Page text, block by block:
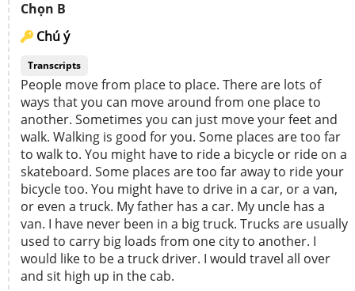
Chọn B
Chú ý
Transcripts
People move from place to place. There are lots of
ways that you can move around from one place to
another. Sometimes you can just move your feet and
walk. Walking is good for you. Some places are too far
to walk to. You might have to ride a bicycle or ride on a
skateboard. Some places are too far away to ride your
bicycle too. You might have to drive in a car, or a van,
or even a truck. My father has a car. My uncle has a
van. I have never been in a big truck. Trucks are usually
used to carry big loads from one city to another. I
would like to be a truck driver. I would travel all over
and sit high up in the cab.